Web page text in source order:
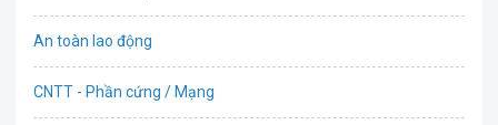
An toàn lao động
CNTT - Phần cứng / Mạng